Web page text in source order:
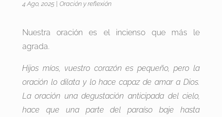
4 Ago, 2025| Oración y reflexión
Nuestra oración es el incienso que más le
agrada.
Hijos míos, vuestro corazón es pequeño, pero la
oración lo dilata y lo hace capaz de amar a Dios.
La oración una degustación anticipada del cielo,
hace que una parte del paraíso baje hasta